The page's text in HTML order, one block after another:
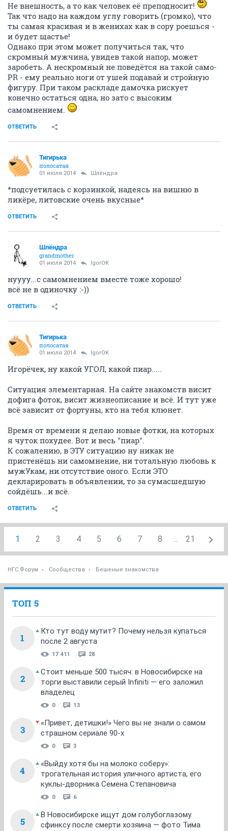
Не внешность, а то как человек её преподносит!
Так что надо на каждом углу говорить (громко), что
ты самая красивая и в женихах как в сору роешься -
и будет щастье!
Однако при этом может получиться так, что
скромный мужчина, увидев такой напор, может
заробеть. А нескромный не поведётся на такой само-
PR - ему реально ноги от ушей подавай и стройную
фигуру. При таком раскладе дамочка рискует
конечно остаться одна, но зато с высоким
самомнением.
ОТВЕТИТЬ
Тигирька
полосатая
01 июля 2014 Шлёндра
*подсуетилась с корзинкой, надеясь на вишню в
ликёре, литовские очень вкусные*
ОТВЕТИТЬ
Шлёндра
grandmother
01 июля 2014 IgorOK
нуууу...с самомнением вместе тоже хорошо!
всё не в одиночку :-))
ОТВЕТИТЬ
Тигирька
полосатая
01 июля 2014 IgorOK
Игорёчек, ну какой УГОЛ, какой пиар.....
Ситуация элементарная. На сайте знакомств висит
дофига фоток, висит жизнеописание и всё. И тут уже
всё зависит от фортуны, кто на тебя клюнет.
Время от времени я делаю новые фотки, на которых
я чуток похудее. Вот и весь "пиар".
К сожалению, в ЭТУ ситуацию ну никак не
пристенёшь ни самомнение, ни тотальную любовь к
мужУкам, ни отсутствие оного. Если ЭТО
декларировать в объявлении, то за сумасшедшую
сойдёшь...и всё.
ОТВЕТИТЬ
1 2 3 4 5 6 7 8 ... 21
НГС.Форум Сообщества Бешеные знакомства
ТОП 5
1
Кто тут воду мутит? Почему нельзя купаться
после 2 августа
17 411 28
2
Стоит меньше 500 тысяч: в Новосибирске на
торги выставили серый Infiniti — его заложил
владелец
0 13
3
«Привет, детишки!» Чего вы не знали о самом
страшном сериале 90-х
0 3
4
«Выйду хотя бы на молоко соберу»:
трогательная история уличного артиста, его
куклы-дворника Семена Степановича
0 6
5
В Новосибирске ищут дом голубоглазому
сфинксу после смерти хозяина — фото Тима